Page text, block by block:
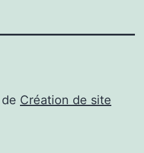
Création de site